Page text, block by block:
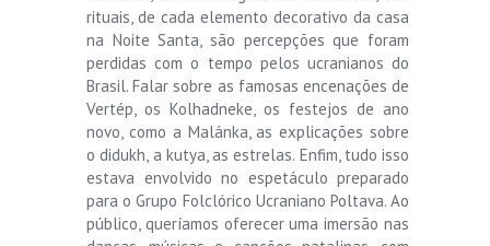
rituais, de cada elemento decorativo da casa
na Noite Santa, são percepções que foram
perdidas com o tempo pelos ucranianos do
Brasil. Falar sobre as famosas encenações de
Vertép, os Kolhadneke, os festejos de ano
novo, como a Malánka, as explicações sobre
o didukh, a kutya, as estrelas. Enfim, tudo isso
estava envolvido no espetáculo preparado
para o Grupo Folclórico Ucraniano Poltava. Ao
público, queríamos oferecer uma imersão nas